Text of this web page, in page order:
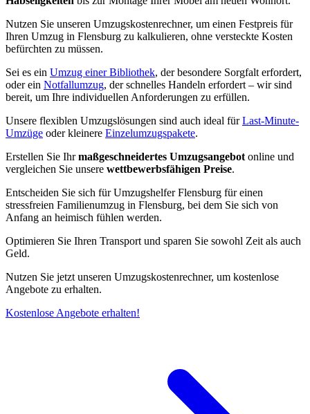
Nutzen Sie unseren Umzugskostenrechner, um einen Festpreis für
Ihren Umzug in Flensburg zu kalkulieren, ohne versteckte Kosten
befürchten zu müssen.
Sei es ein Umzug einer Bibliothek, der besondere Sorgfalt erfordert,
oder ein Notfallumzug, der schnelles Handeln erfordert – wir sind
bereit, um Ihre individuellen Anforderungen zu erfüllen.
Unsere flexiblen Umzugslösungen sind auch ideal fürLast-Minute-
Umzüge oder kleinere Einzelumzugspakete.
Erstellen Sie Ihrmaßgeschneidertes Umzugsangebot online und
vergleichen Sie unsere wettbewerbsfähigen Preise.
Entscheiden Sie sich für Umzugshelfer Flensburg für einen
stressfreien Familienumzug in Flensburg, bei dem Sie sich von
Anfang an heimisch fühlen werden.
Optimieren Sie Ihren Transport und sparen Sie sowohl Zeit als auch
Geld.
Nutzen Sie jetzt unseren Umzugskostenrechner, um kostenlose
Angebote zu erhalten.
Kostenlose Angebote erhalten!